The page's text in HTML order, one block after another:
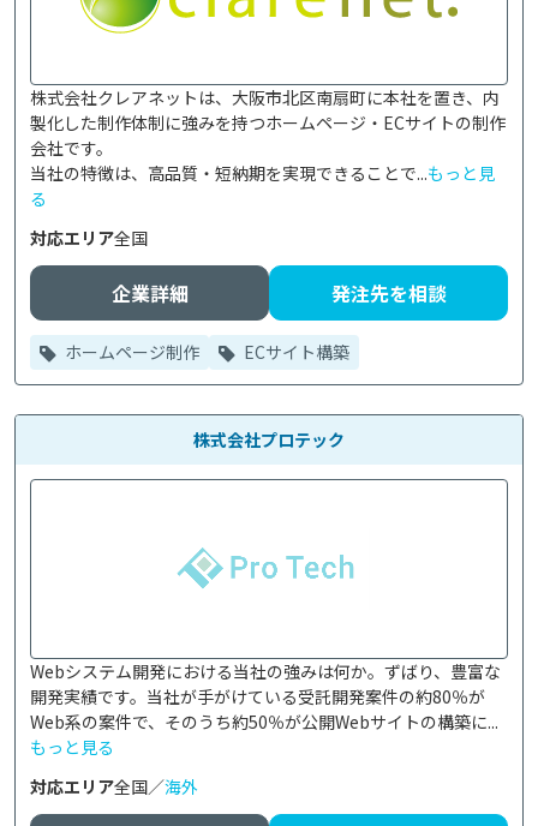
株式会社クレアネットは、大阪市北区南扇町に本社を置き、内
製化した制作体制に強みを持つホームページ・ECサイトの制作
会社です。
当社の特徴は、高品質・短納期を実現できることで...もっと見
る
対応エリア全国
企業詳細 発注先を相談
ホームページ制作 ECサイト構築
株式会社プロテック
Webシステム開発における当社の強みは何か。ずばり、豊富な
開発実績です。当社が手がけている受託開発案件の約80％が
Web系の案件で、そのうち約50％が公開Webサイトの構築に...
もっと見る
対応エリア全国／海外